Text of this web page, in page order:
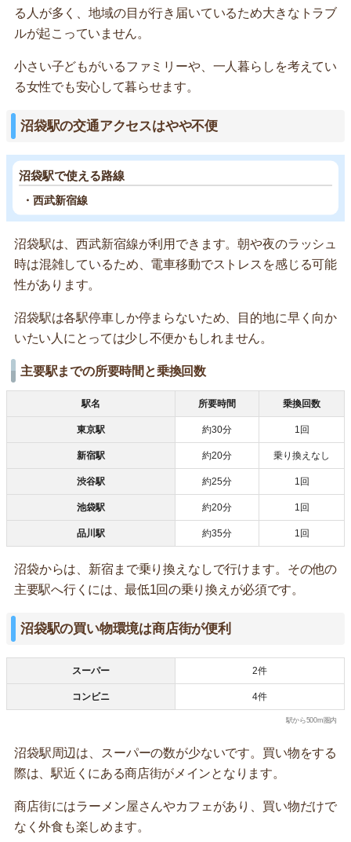
る人が多く、地域の目が行き届いているため大きなトラブ
ルが起こっていません。
小さい子どもがいるファミリーや、一人暮らしを考えてい
る女性でも安心して暮らせます。
沼袋駅の交通アクセスはやや不便
沼袋駅で使える路線
・西武新宿線
沼袋駅は、西武新宿線が利用できます。朝や夜のラッシュ
時は混雑しているため、電車移動でストレスを感じる可能
性があります。
沼袋駅は各駅停車しか停まらないため、目的地に早く向か
いたい人にとっては少し不便かもしれません。
主要駅までの所要時間と乗換回数
駅名 所要時間 乗換回数
東京駅 約30分 1回
新宿駅 約20分 乗り換えなし
渋谷駅 約25分 1回
池袋駅 約20分 1回
品川駅 約35分 1回
沼袋からは、新宿まで乗り換えなしで行けます。その他の
主要駅へ行くには、最低1回の乗り換えが必須です。
沼袋駅の買い物環境は商店街が便利
スーパー 2件
コンビニ 4件
駅から500m圏内
沼袋駅周辺は、スーパーの数が少ないです。買い物をする
際は、駅近くにある商店街がメインとなります。
商店街にはラーメン屋さんやカフェがあり、買い物だけで
なく外食も楽しめます。